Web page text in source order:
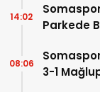
Parkede
14:02
Somaspor
3-1
08:06